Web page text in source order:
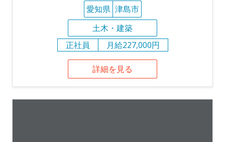
愛知県 津島市
土木・建築
正社員
月給227,000円
詳細を見る